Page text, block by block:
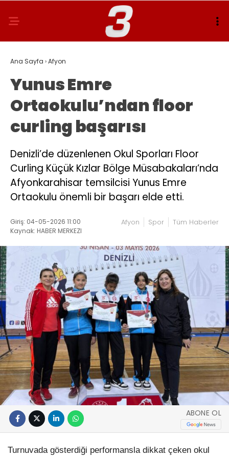
Ana Sayfa ›Afyon
Yunus Emre
Ortaokulu’ndan floor
curling başarısı
Denizli’de düzenlenen Okul Sporları Floor
Curling Küçük Kızlar Bölge Müsabakaları’nda
Afyonkarahisar temsilcisi Yunus Emre
Ortaokulu önemli bir başarı elde etti.
Giriş: 04-05-2026 11:00
Kaynak: HABER MERKEZI
Afyon Spor Tüm Haberler
ABONE OL
Turnuvada gösterdiği performansla dikkat çeken okul